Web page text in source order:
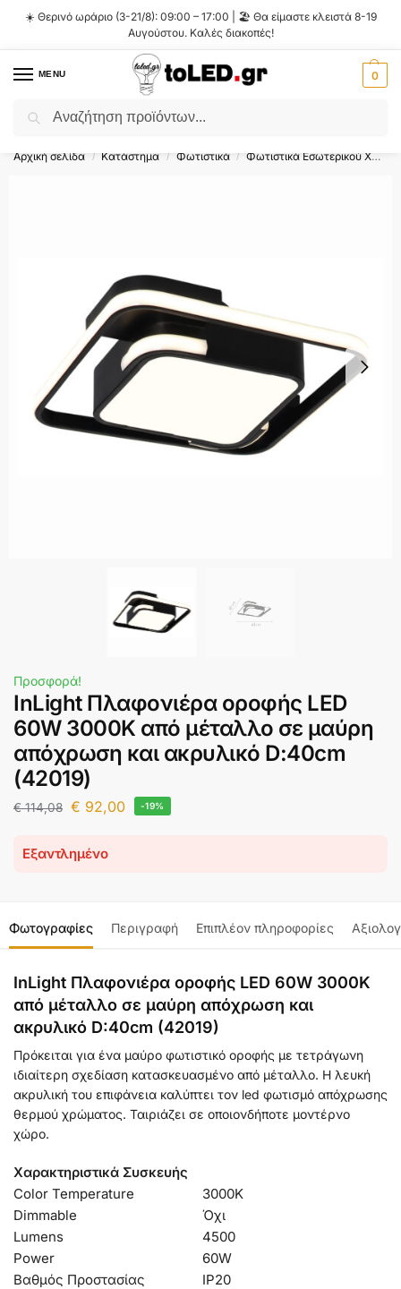
☀️ Θερινό ωράριο (3-21/8): 09:00 – 17:00 | 🏖️ Θα είμαστε κλειστά 8-19
Αυγούστου. Καλές διακοπές!
MENU 0
Flash Sale ⚡ 10% Έκπτωση με τον κωδικό
Αρχική σελίδα / Κατάστημα / Φωτιστικά / Φωτιστικά Εσωτερικού Χώρου
Προσφορά!
InLight Πλαφονιέρα οροφής LED
60W 3000K από μέταλλο σε μαύρη
απόχρωση και ακρυλικό D:40cm
(42019)
€114,08 € 92,00 -19%
Εξαντλημένο
Φωτογραφίες Περιγραφή Επιπλέον πληροφορίες
InLight Πλαφονιέρα οροφής LED 60W 3000K
από μέταλλο σε μαύρη απόχρωση και
ακρυλικό D:40cm (42019)
Πρόκειται για ένα μαύρο φωτιστικό οροφής με τετράγωνη
ιδιαίτερη σχεδίαση κατασκευασμένο από μέταλλο. Η λευκή
ακρυλική του επιφάνεια καλύπτει τον led φωτισμό απόχρωσης
θερμού χρώματος. Ταιριάζει σε οποιονδήποτε μοντέρνο
χώρο.
Χαρακτηριστικά Συσκευής
Color Temperature
3000K
Dimmable
Όχι
Lumens
4500
Power
60W
Βαθμός Προστασίας
IP20